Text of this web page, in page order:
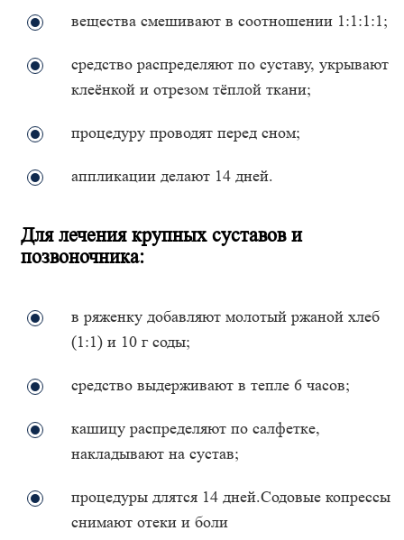
вещества смешивают в соотношении 1:1:1:1;
средство распределяют по суставу, укрывают
клеёнкой и отрезом тёплой ткани;
процедуру проводят перед сном;
аппликации делают 14 дней.
Для лечения крупных суставов и
позвоночника:
в ряженку добавляют молотый ржаной хлеб
(1:1) и 10 г соды;
средство выдерживают в тепле 6 часов;
кашицу распределяют по салфетке,
накладывают на сустав;
процедуры длятся 14 дней.Содовые копрессы
снимают отеки и боли